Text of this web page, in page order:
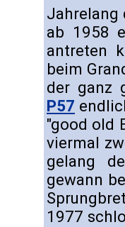
Jahrelang
ab 1958
antreten
beim
der ganz
P57
"good old
viermal
gelang
gewann
1977